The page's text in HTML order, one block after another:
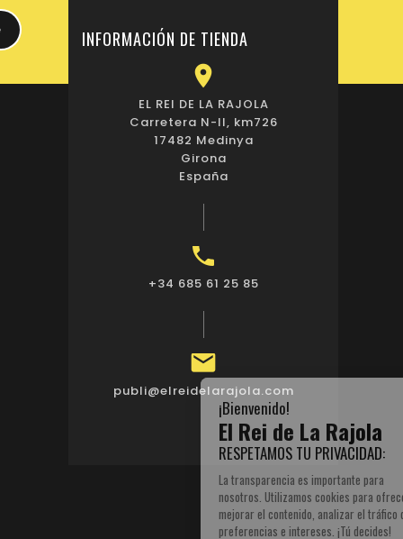
INFORMACIÓN DE TIENDA

EL REI DE LA RAJOLA
Carretera N-II, km726
17482 Medinya
Girona
España

+34 685 61 25 85

publi@elreidelarajola.com